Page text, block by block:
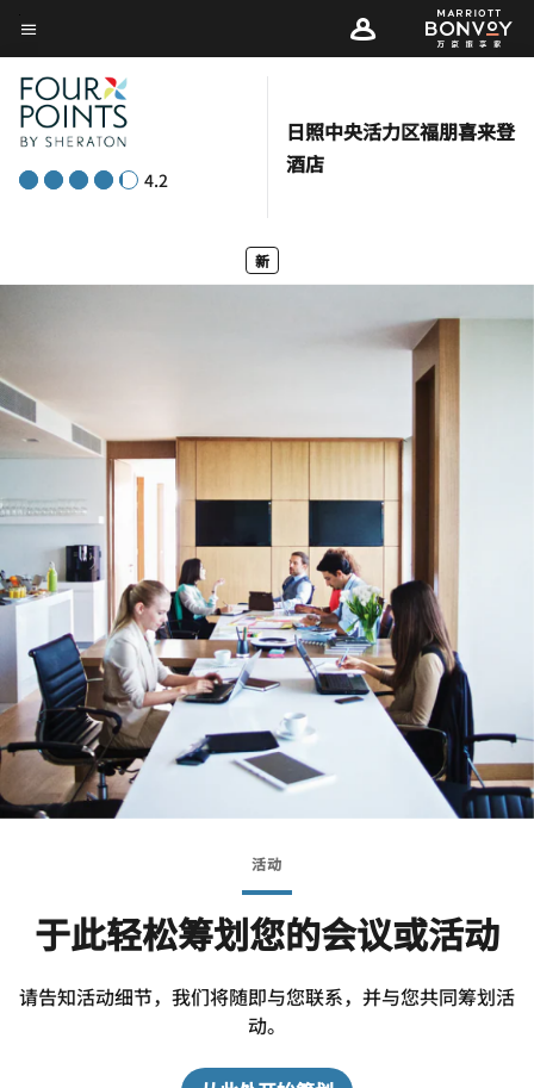
Skip
to
main
content
菜单文本
4.2
日照中央活力区福朋喜来登
酒店
新
活动
于此轻松筹划您的会议或活动
请告知活动细节，我们将随即与您联系，并与您共同筹划活
动。